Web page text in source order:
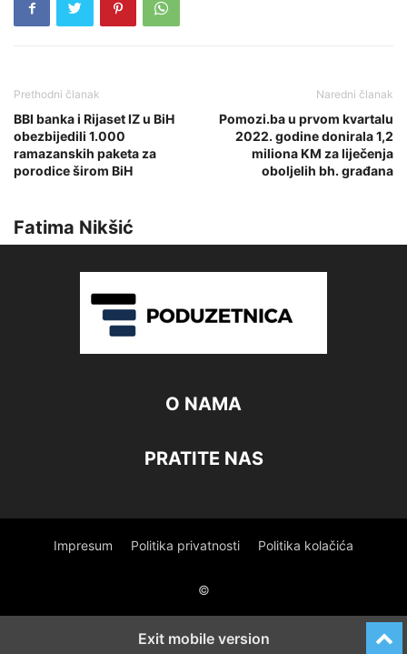
Prethodni članak
BBI banka i Rijaset IZ u BiH
obezbijedili 1.000
ramazanskih paketa za
porodice širom BiH
Naredni članak
Pomozi.ba u prvom kvartalu
2022. godine donirala 1,2
miliona KM za liječenja
oboljelih bh. građana
Fatima Nikšić
O NAMA
PRATITE NAS
Impresum Politika privatnosti Politika kolačića
©
Exit mobile version